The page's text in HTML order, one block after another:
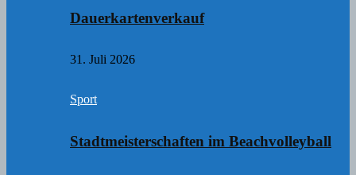
Dauerkartenverkauf
31. Juli 2026
Sport
Stadtmeisterschaften im Beachvolleyball